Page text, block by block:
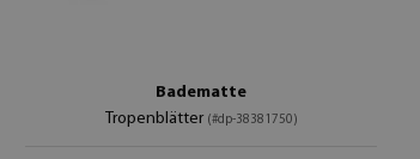
Badematte
Tropenblätter (#dp-38381750)